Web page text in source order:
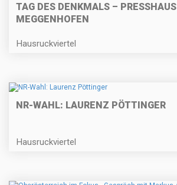
TAG DES DENKMALS – PRESSHAUS
MEGGENHOFEN
Hausruckviertel
NR-WAHL: LAURENZ PÖTTINGER
Hausruckviertel